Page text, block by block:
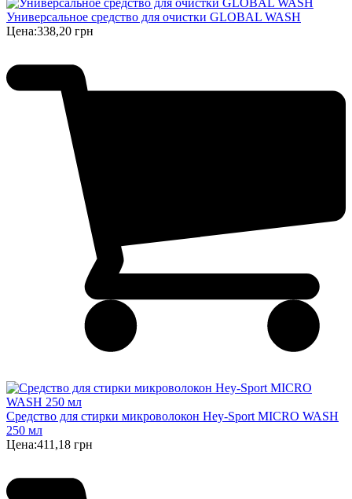
Универсальное средство для очистки GLOBAL WASH
Цена:338,20 грн
Cредство для стирки микроволокон Hey-Sport MIСRO WASH
250 мл
Цена:411,18 грн